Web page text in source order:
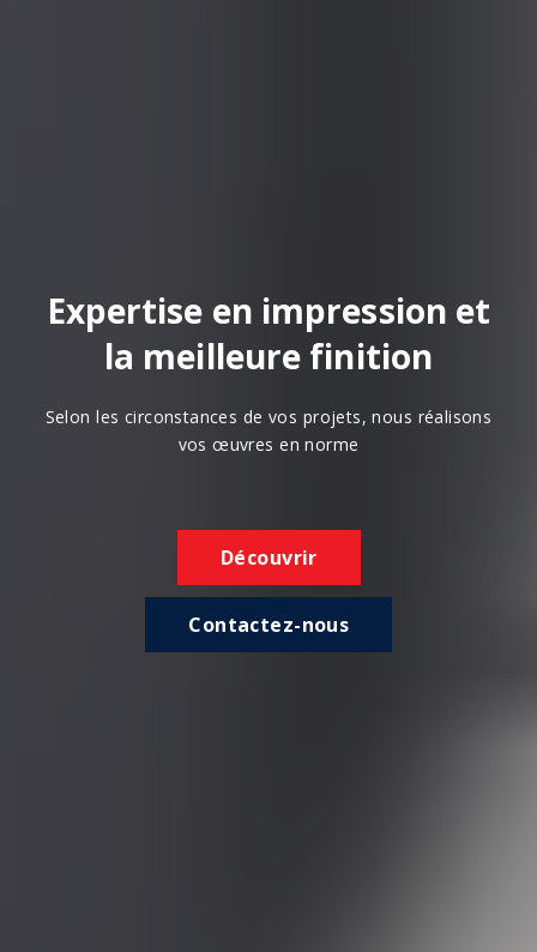
Expertise en impression et
la meilleure finition
Selon les circonstances de vos projets, nous réalisons
vos œuvres en norme
Découvrir
Contactez-nous